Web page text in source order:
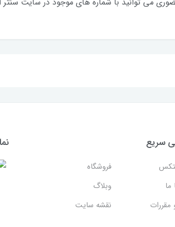
سریع
فروشگاه
وبلاگ
مقررات
نقشه سایت